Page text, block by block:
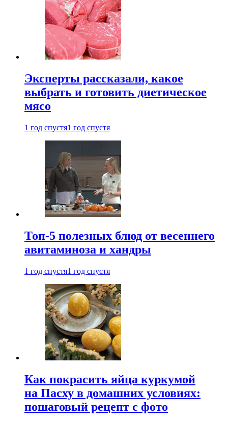
Эксперты рассказали, какое
выбрать и готовить диетическое
мясо
1 год спустя1 год спустя
Топ-5 полезных блюд от весеннего
авитаминоза и хандры
1 год спустя1 год спустя
Как покрасить яйца куркумой
на Пасху в домашних условиях:
пошаговый рецепт с фото